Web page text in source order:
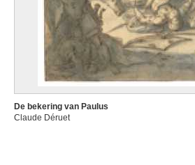
De bekering van Paulus
Claude Déruet